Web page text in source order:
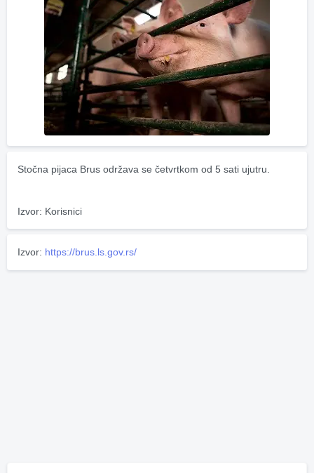
Stočna pijaca Brus održava se četvrtkom od 5 sati ujutru.
Izvor: Korisnici
Izvor: https://brus.ls.gov.rs/